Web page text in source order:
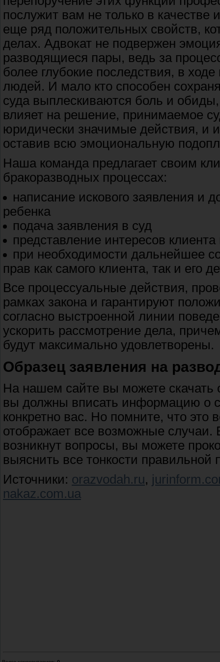
послужит вам не только в качестве
еще ряд положительных свойств,
делах. Адвокат не подвержен
разводящиеся пары, ведь за
более глубокие последствия, в
людей. И мало кто способен
суда выплескиваются боль и
влияет на решение, принимаемое
юридически значимые действия, и
оставив всю эмоциональную
Наша команда предлагает своим
бракоразводных процессах:
написание искового заявления и
ребенка
подача заявления в суд
представление интересов клиента
при необходимости дальнейшее
прав как самого клиента, так и его
Все процессуальные действия,
рамках закона и гарантируют
согласно выстроенной линии
ускорить рассмотрение дела,
будут максимально удовлетворены.
Образец заявления на
На нашем сайте вы можете скачать
вы должны вписать информацию о
конкретно вас. Но помните, что
отображает все возможные случаи.
возникнут вопросы, вы можете
выяснить все тонкости правильной
Источники: orazvodah.ru,
nakaz.com.ua